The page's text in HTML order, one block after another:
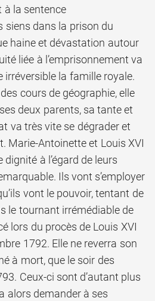
à la sentence
siens dans la prison du
haine et dévastation autour
liée à l’emprisonnement va
irréversible la famille royale.
cours de géographie, elle
deux parents, sa tante et
va très vite se dégrader et
Marie-Antoinette et Louis XVI
dignité à l’égard de leurs
Ils vont s’employer
vont le pouvoir, tentant de
le tournant irrémédiable de
lors du procès de Louis XVI
1792. Elle ne reverra son
à mort, que le soir des
Ceux-ci sont d’autant plus
alors demander à ses